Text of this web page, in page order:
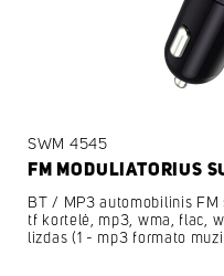
SWM 4545
FM MODULIATORIUS
BT / MP3 automobilinis FM
tf kortelė, mp3, wma, flac,
lizdas (1 - mp3 formato